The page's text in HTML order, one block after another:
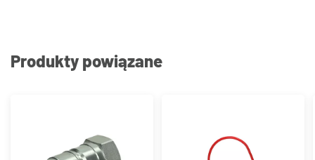
Produkty powiązane